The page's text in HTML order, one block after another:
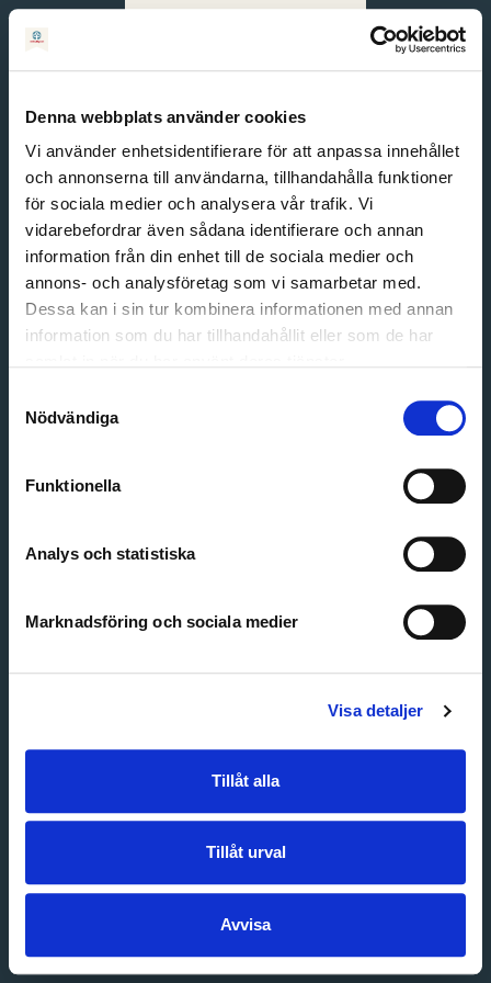
Denna webbplats använder cookies
Vi använder enhetsidentifierare för att anpassa innehållet
och annonserna till användarna, tillhandahålla funktioner
för sociala medier och analysera vår trafik. Vi
vidarebefordrar även sådana identifierare och annan
information från din enhet till de sociala medier och
annons- och analysföretag som vi samarbetar med.
Dessa kan i sin tur kombinera informationen med annan
information som du har tillhandahållit eller som de har
Nödvändiga
Funktionella
Analys och statistiska
Marknadsföring och sociala medier
Visa detaljer
Tillåt alla
Tillåt urval
Avvisa
English
Svenska
Email address
Customer service